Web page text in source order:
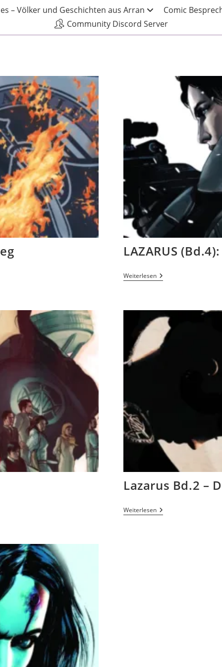
– Völker und Geschichten aus Arran
Comic
Community Discord Server
LAZARUS
Weiterlesen
Lazarus Bd.2 –
Weiterlesen